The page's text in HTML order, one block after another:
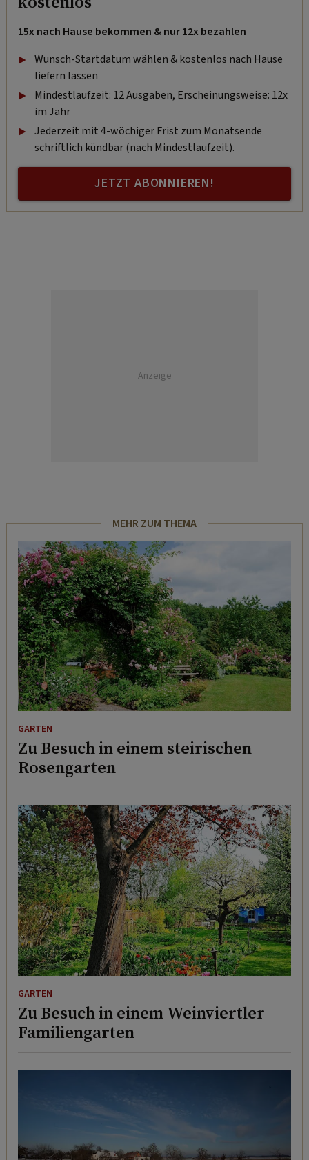
15x nach Hause bekommen & nur 12x bezahlen
Wunsch-Startdatum wählen & kostenlos nach Hause
liefern lassen
Mindestlaufzeit: 12 Ausgaben, Erscheinungsweise: 12x
im Jahr
Jederzeit mit 4-wöchiger Frist zum Monatsende
schriftlich kündbar (nach Mindestlaufzeit).
JETZT ABONNIEREN!
Anzeige
MEHR ZUM THEMA
GARTEN
Zu Besuch in einem steirischen
Rosengarten
GARTEN
Zu Besuch in einem Weinviertler
Familiengarten